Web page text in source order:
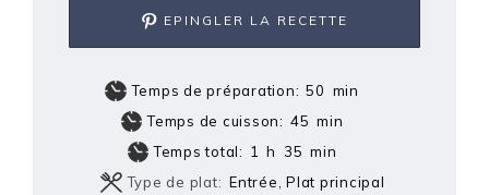
EPINGLER LA RECETTE
Temps de préparation: 50 min
Temps de cuisson: 45 min
Temps total:
1 h 35 min
Type de plat: Entrée, Plat principal